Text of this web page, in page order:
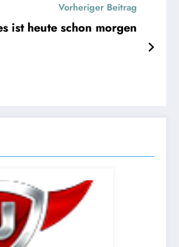
Vorheriger Beitrag
ist heute schon morgen